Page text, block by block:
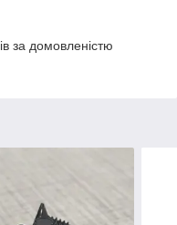
за домовленістю